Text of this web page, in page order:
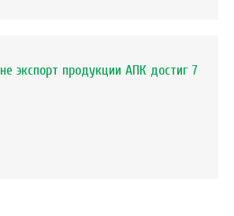
экспорт продукции АПК достиг 7